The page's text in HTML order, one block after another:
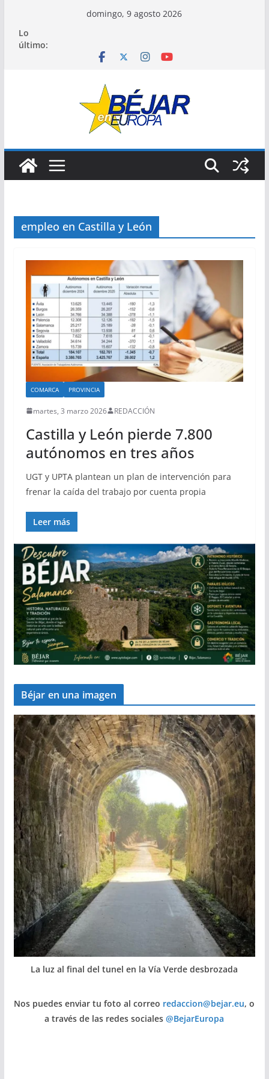
contenido
domingo, 9 agosto 2026
Lo
último:
empleo en Castilla y León
COMARCA PROVINCIA
martes, 3 marzo 2026 REDACCIÓN
Castilla y León pierde 7.800
autónomos en tres años
UGT y UPTA plantean un plan de intervención para
frenar la caída del trabajo por cuenta propia
Leer más
Béjar en una imagen
La luz al final del tunel en la Vía Verde desbrozada
Nos puedes enviar tu foto al correo redaccion@bejar.eu, o
a través de las redes sociales@BejarEuropa